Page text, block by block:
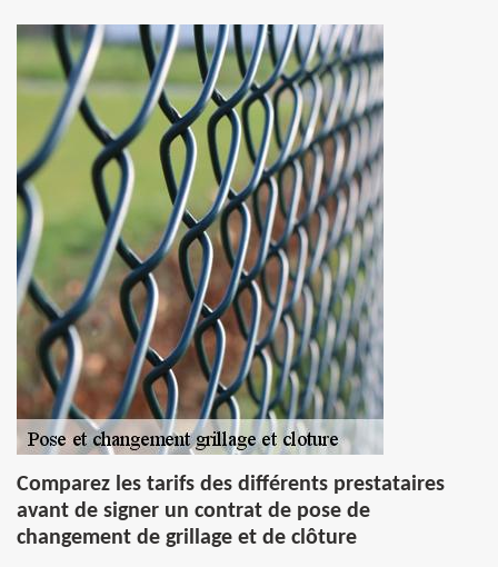
Comparez les tarifs des différents prestataires
avant de signer un contrat de pose de
changement de grillage et de clôture